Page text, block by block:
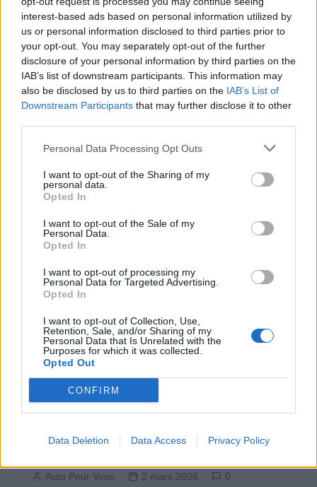
interest-based ads based on personal information utilized by
us or personal information disclosed to third parties prior to
your opt-out. You may separately opt-out of the further
disclosure of your personal information by third parties on the
IAB’s list of downstream participants. This information may
also be disclosed by us to third parties on the IAB’s List of
Downstream Participants that may further disclose it to other
Personal Data Processing Opt Outs
I want to opt-out of the Sharing of my
personal data.
Opted In
I want to opt-out of the Sale of my
Personal Data.
Opted In
I want to opt-out of processing my
Personal Data for Targeted Advertising.
Opted In
I want to opt-out of Collection, Use,
Retention, Sale, and/or Sharing of my
Personal Data that Is Unrelated with the
Purposes for which it was collected.
Opted Out
CONFIRM
Data Deletion Data Access Privacy Policy
Carte grise : la hausse dès mars 2026
Auto Pour Vous 2 mars 2026
Chute historique du marché auto en
février 2026 : le pire depuis des années
Auto Pour Vous 2 mars 2026 0